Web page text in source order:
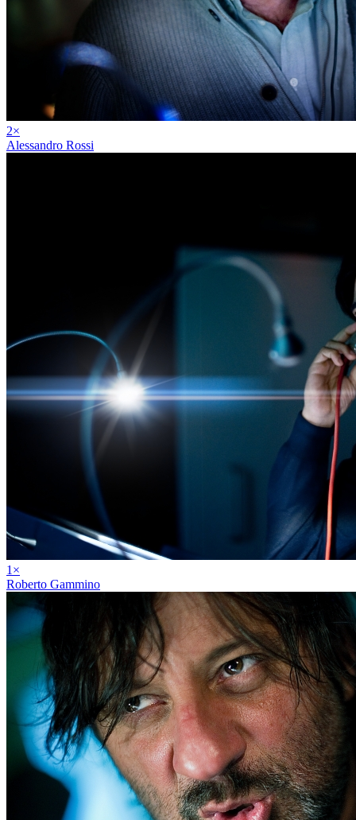
2×
Alessandro Rossi
1 ×
Roberto Gammino